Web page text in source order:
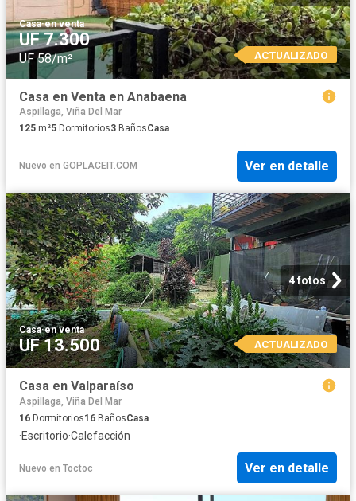
Casa·en venta
UF 7.300
UF 58/m² ACTUALIZADO
Casa en Venta en Anabaena
Aspillaga, Viña Del Mar
125 m²5 Dormitorios3 BañosCasa
Nuevo en GOPLACEIT.COM Ver en detalle
4 fotos
Casa·en venta
UF 13.500 ACTUALIZADO
Casa en Valparaíso
Aspillaga, Viña Del Mar
16 Dormitorios16 BañosCasa
·Escritorio·Calefacción
Nuevo en Toctoc Ver en detalle